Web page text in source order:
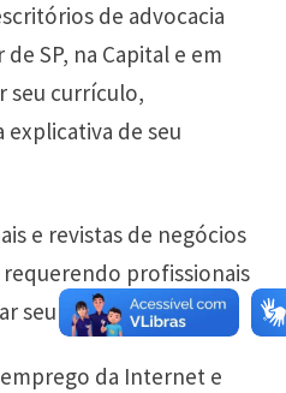
de advocacia
SP, na Capital e em
seu currículo,
de seu
e revistas de negócios
requerendo profissionais
seu currículo;
da Internet e